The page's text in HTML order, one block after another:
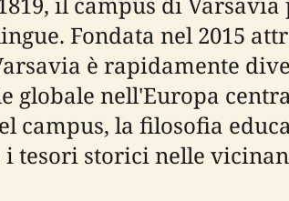
Fondata nel 2015
è rapidamente
globale nell'Europa
campus, la filosofia
tesori storici nelle